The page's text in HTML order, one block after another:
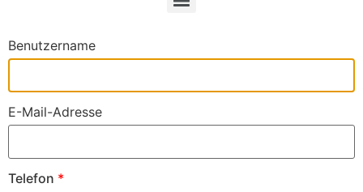
Benutzername
E-Mail-Adresse
Telefon *